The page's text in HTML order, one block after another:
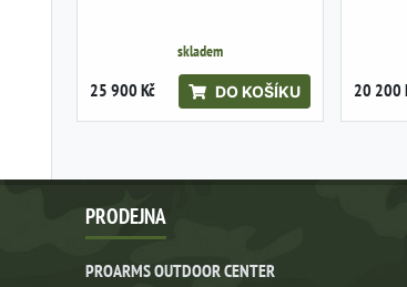
skladem
25 900 Kč DO KOŠÍKU 20 200
PRODEJNA
PROARMS OUTDOOR CENTER